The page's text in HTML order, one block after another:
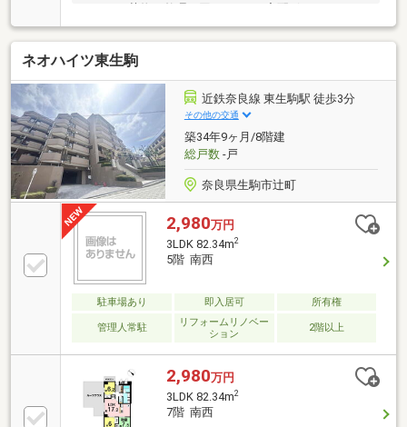
クあり！荷物の整理に困りません■宅配ボックスがあ
るので不在時の荷物の受け取りが可能
ネオハイツ東生駒
近鉄奈良線 東生駒駅 徒歩3分
その他の交通
築34年9ヶ月/8階建
総戸数-戸
奈良県生駒市辻町
2,980万円
3LDK 82.34m2
5階 南西
駐車場あり 即入居可 所有権
管理人常駐
リフォームリノベー
ション
2階以上
2,980万円
3LDK 82.34m2
7階 南西